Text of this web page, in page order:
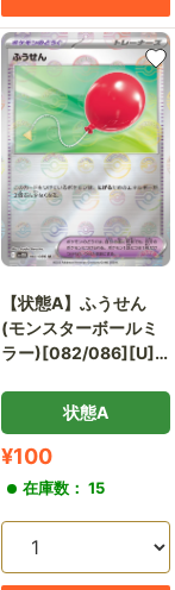
【状態A】ふうせん
(モンスターボールミ
ラー)[082/086][U]
状態A
販
価
格
¥100
在庫数： 15